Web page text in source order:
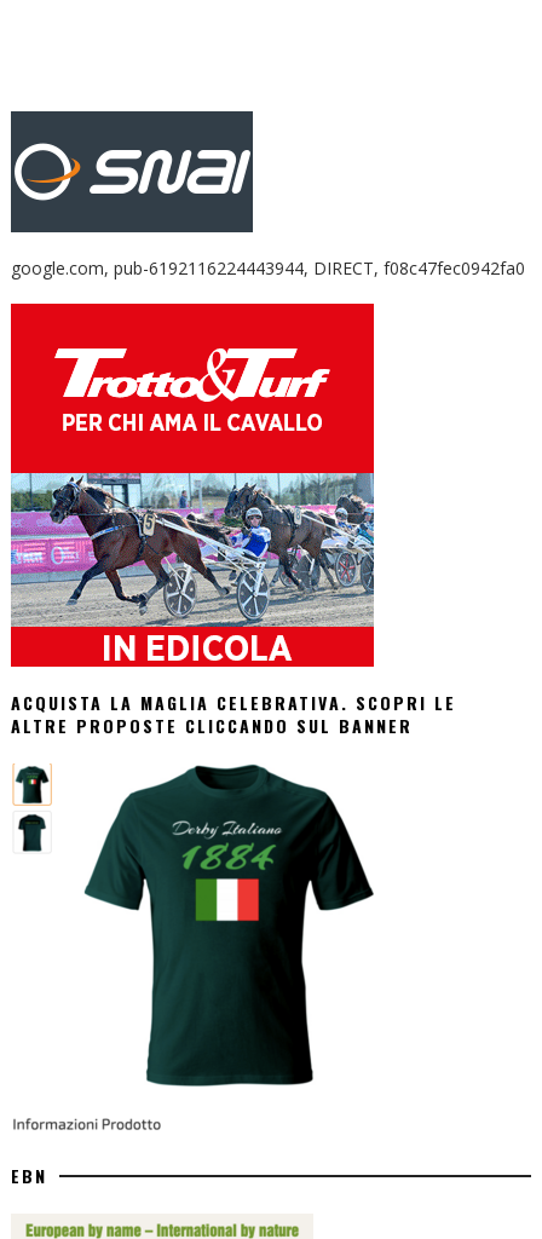
google.com, pub-6192116224443944, DIRECT, f08c47fec0942fa0
ACQUISTA LA MAGLIA CELEBRATIVA. SCOPRI LE
ALTRE PROPOSTE CLICCANDO SUL BANNER
EBN